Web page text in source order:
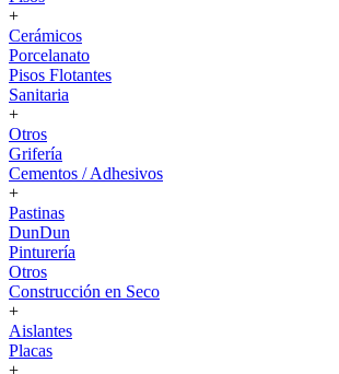
+
Cerámicos
Porcelanato
Pisos Flotantes
Sanitaria
+
Otros
Grifería
Cementos / Adhesivos
+
Pastinas
DunDun
Pinturería
Otros
Construcción en Seco
+
Aislantes
Placas
+